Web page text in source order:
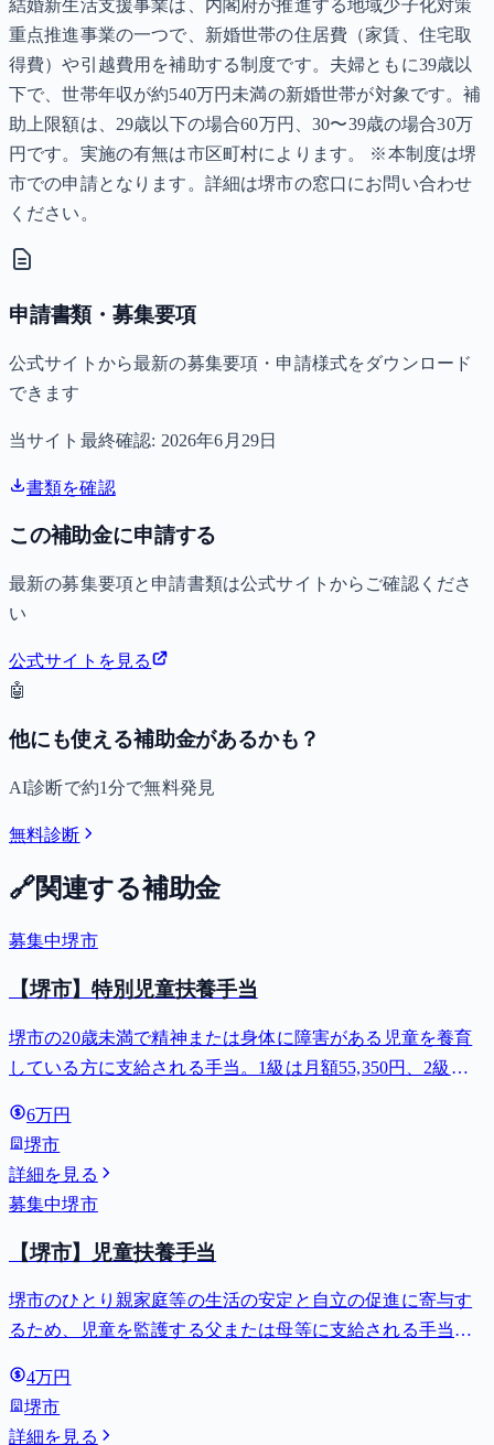
結婚新生活支援事業は、内閣府が推進する地域少子化対策
重点推進事業の一つで、新婚世帯の住居費（家賃、住宅取
得費）や引越費用を補助する制度です。夫婦ともに39歳以
下で、世帯年収が約540万円未満の新婚世帯が対象です。補
助上限額は、29歳以下の場合60万円、30〜39歳の場合30万
円です。実施の有無は市区町村によります。 ※本制度は堺
市での申請となります。詳細は堺市の窓口にお問い合わせ
ください。
申請書類・募集要項
公式サイトから最新の募集要項・申請様式をダウンロード
できます
当サイト最終確認: 2026年6月29日
書類を確認
この補助金に申請する
最新の募集要項と申請書類は公式サイトからご確認くださ
い
公式サイトを見る
🤖
他にも使える補助金があるかも？
AI診断で約1分で無料発見
無料診断
🔗関連する補助金
募集中堺市
【堺市】特別児童扶養手当
堺市の20歳未満で精神または身体に障害がある児童を養育
している方に支給される手当。1級は月額55,350円、2級は
6万円
堺市
詳細を見る
募集中堺市
【堺市】児童扶養手当
堺市のひとり親家庭等の生活の安定と自立の促進に寄与す
るため、児童を監護する父または母等に支給される手当。
4万円
堺市
詳細を見る